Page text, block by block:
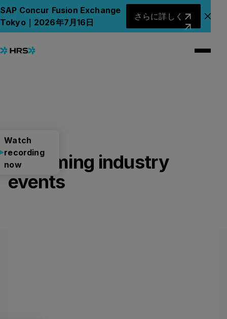
SAP Concur Fusion Exchange
Tokyo｜2026年7月16日
さらに詳しく
ア
Watch recording now
Watch
recording
now
Upcoming industry
events